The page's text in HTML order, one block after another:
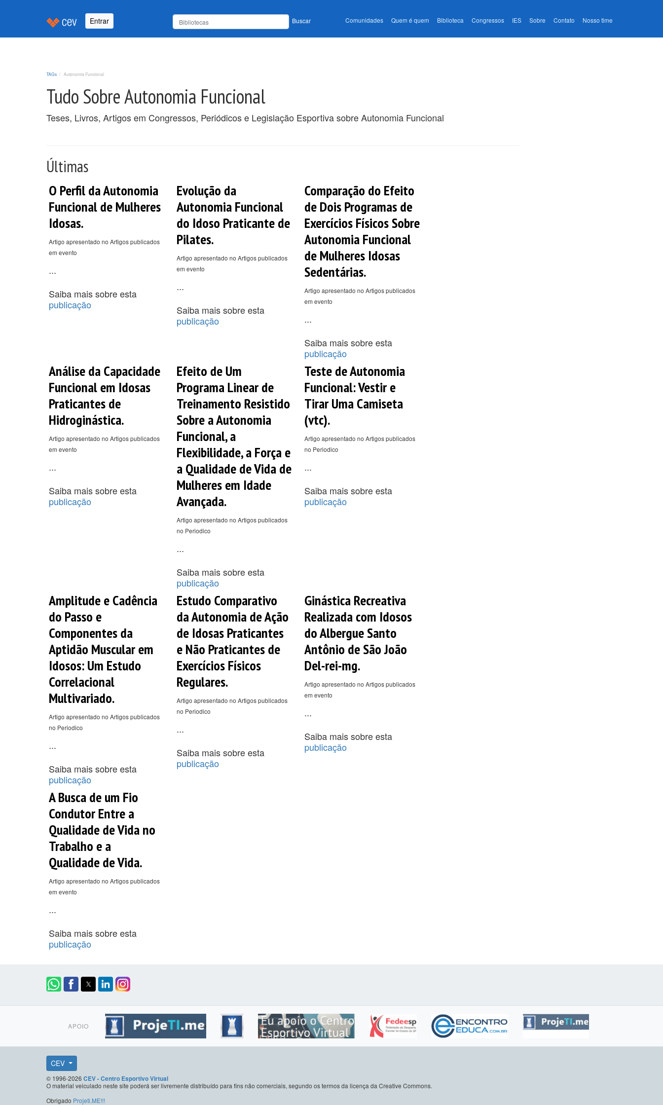
Entrar Buscar Comunidades Quem é quem Biblioteca Congressos IES Sobre Contato Nosso time
TAGs Autonomia Funcional
Tudo Sobre Autonomia Funcional
Teses, Livros, Artigos em Congressos, Periódicos e Legislação Esportiva sobre Autonomia Funcional
Últimas
O Perfil da Autonomia
Funcional de Mulheres
Idosas.
Artigo apresentado no Artigos publicados
em evento
...
Saiba mais sobre esta
publicação
Evolução da
Autonomia Funcional
do Idoso Praticante de
Pilates.
Artigo apresentado no Artigos publicados
em evento
...
Saiba mais sobre esta
publicação
Comparação do Efeito
de Dois Programas de
Exercícios Físicos Sobre
Autonomia Funcional
de Mulheres Idosas
Sedentárias.
Artigo apresentado no Artigos publicados
em evento
...
Saiba mais sobre esta
publicação
Análise da Capacidade
Funcional em Idosas
Praticantes de
Hidroginástica.
Artigo apresentado no Artigos publicados
em evento
...
Saiba mais sobre esta
publicação
Efeito de Um
Programa Linear de
Treinamento Resistido
Sobre a Autonomia
Funcional, a
Flexibilidade, a Força e
a Qualidade de Vida de
Mulheres em Idade
Avançada.
Artigo apresentado no Artigos publicados
no Periodico
...
Saiba mais sobre esta
publicação
Teste de Autonomia
Funcional: Vestir e
Tirar Uma Camiseta
(vtc).
Artigo apresentado no Artigos publicados
no Periodico
...
Saiba mais sobre esta
publicação
Amplitude e Cadência
do Passo e
Componentes da
Aptidão Muscular em
Idosos: Um Estudo
Correlacional
Multivariado.
Artigo apresentado no Artigos publicados
no Periodico
...
Saiba mais sobre esta
publicação
Estudo Comparativo
da Autonomia de Ação
de Idosas Praticantes
e Não Praticantes de
Exercícios Físicos
Regulares.
Artigo apresentado no Artigos publicados
no Periodico
...
Saiba mais sobre esta
publicação
Ginástica Recreativa
Realizada com Idosos
do Albergue Santo
Antônio de São João
Del-rei-mg.
Artigo apresentado no Artigos publicados
em evento
...
Saiba mais sobre esta
publicação
A Busca de um Fio
Condutor Entre a
Qualidade de Vida no
Trabalho e a
Qualidade de Vida.
Artigo apresentado no Artigos publicados
em evento
...
Saiba mais sobre esta
publicação
APOIO
CEV
© 1996-2026 CEV - Centro Esportivo Virtual
O material veiculado neste site poderá ser livremente distribuído para fins não comerciais, segundo os termos da licença da Creative Commons.
Obrigado Projeti.ME!!!